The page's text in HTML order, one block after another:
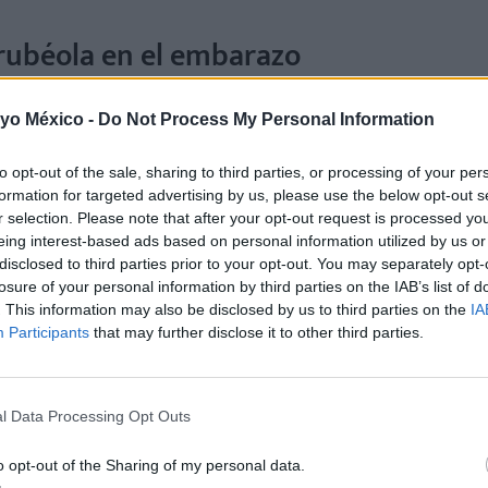
México - Do Not Process My Personal Information
opt-out of the sale, sharing to third parties, or processing of your
for targeted advertising by us, please use the below opt-out
selection. Please note that after your opt-out request is processed
interest-based ads based on personal information utilized by us
to third parties prior to your opt-out. You may separately
of your personal information by third parties on the IAB’s list of
This information may also be disclosed by us to third parties on the
Participants that may further disclose it to other third parties.
Data Processing Opt Outs
opt-out of the Sharing of my personal data.
en el embarazo
y no se han realizado la prueba de la rubéola antes de la
centro hospitalariodotado de una unidad de embarazos de alto
averiguar cuándo se ha contraído la infección, recabando
el nivel de anticuerpos, con el fin de saber si la infección se ha
con los padres para informarles de los riesgos de
feto.
ecografías que se realizan durante el embarazo